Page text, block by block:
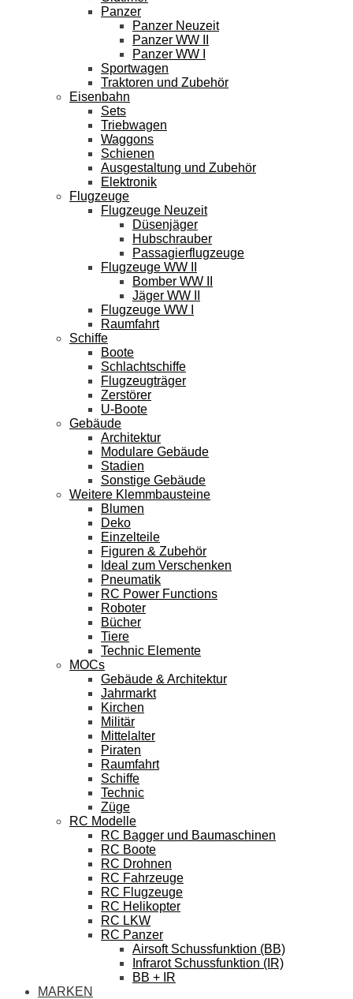
Panzer
Panzer Neuzeit
Panzer WW II
Panzer WW I
Sportwagen
Traktoren und Zubehör
Eisenbahn
Sets
Triebwagen
Waggons
Schienen
Ausgestaltung und Zubehör
Elektronik
Flugzeuge
Flugzeuge Neuzeit
Düsenjäger
Hubschrauber
Passagierflugzeuge
Flugzeuge WW II
Bomber WW II
Jäger WW II
Flugzeuge WW I
Raumfahrt
Schiffe
Boote
Schlachtschiffe
Flugzeugträger
Zerstörer
U-Boote
Gebäude
Architektur
Modulare Gebäude
Stadien
Sonstige Gebäude
Weitere Klemmbausteine
Blumen
Deko
Einzelteile
Figuren & Zubehör
Ideal zum Verschenken
Pneumatik
RC Power Functions
Roboter
Bücher
Tiere
Technic Elemente
MOCs
Gebäude & Architektur
Jahrmarkt
Kirchen
Militär
Mittelalter
Piraten
Raumfahrt
Schiffe
Technic
Züge
RC Modelle
RC Bagger und Baumaschinen
RC Boote
RC Drohnen
RC Fahrzeuge
RC Flugzeuge
RC Helikopter
RC LKW
RC Panzer
Airsoft Schussfunktion (BB)
Infrarot Schussfunktion (IR)
BB + IR
MARKEN